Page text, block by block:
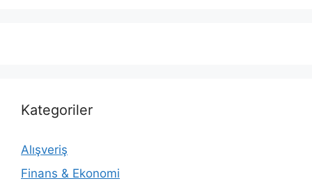
Kategoriler
Alışveriş
Finans & Ekonomi